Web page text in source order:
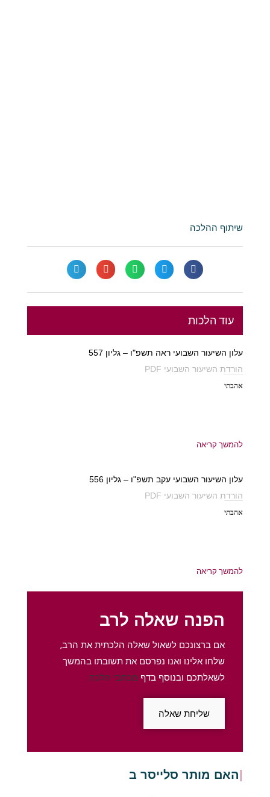
שיתוף ההלכה
עוד הלכות
עלון השיעור השבועי ראה תשפ"ו – גליון 557
הורדת השיעור השבועי PDF
אהבתי
להמשך קריאה
עלון השיעור השבועי עקב תשפ"ו – גליון 556
הורדת השיעור השבועי PDF
אהבתי
להמשך קריאה
הפנה שאלה לרב
אם ברצונכם לשאול שאלה הלכתית את הרב,
שלחו אלינו ואנו נפרסם את תשובתו בהמשך
לשאלתכם ובנוסף בדף מכתבי הלכה
שליחת שאלה
האם מותר סלייסר בשבת